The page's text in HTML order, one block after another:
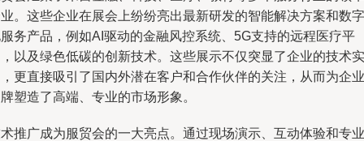
。这些企业在展会上纷纷亮出最新研发的智能解决方案和数字
务产品，例如AI驱动的金融风控系统、5G支持的远程医疗平
以及绿色低碳的创新技术。这些展示不仅突显了企业的技术实
更直接吸引了国内外潜在客户和合作伙伴的关注，从而为企业
塑造了高端、专业的市场形象。
推广成为服贸会的一大亮点。通过现场演示、互动体验和专业